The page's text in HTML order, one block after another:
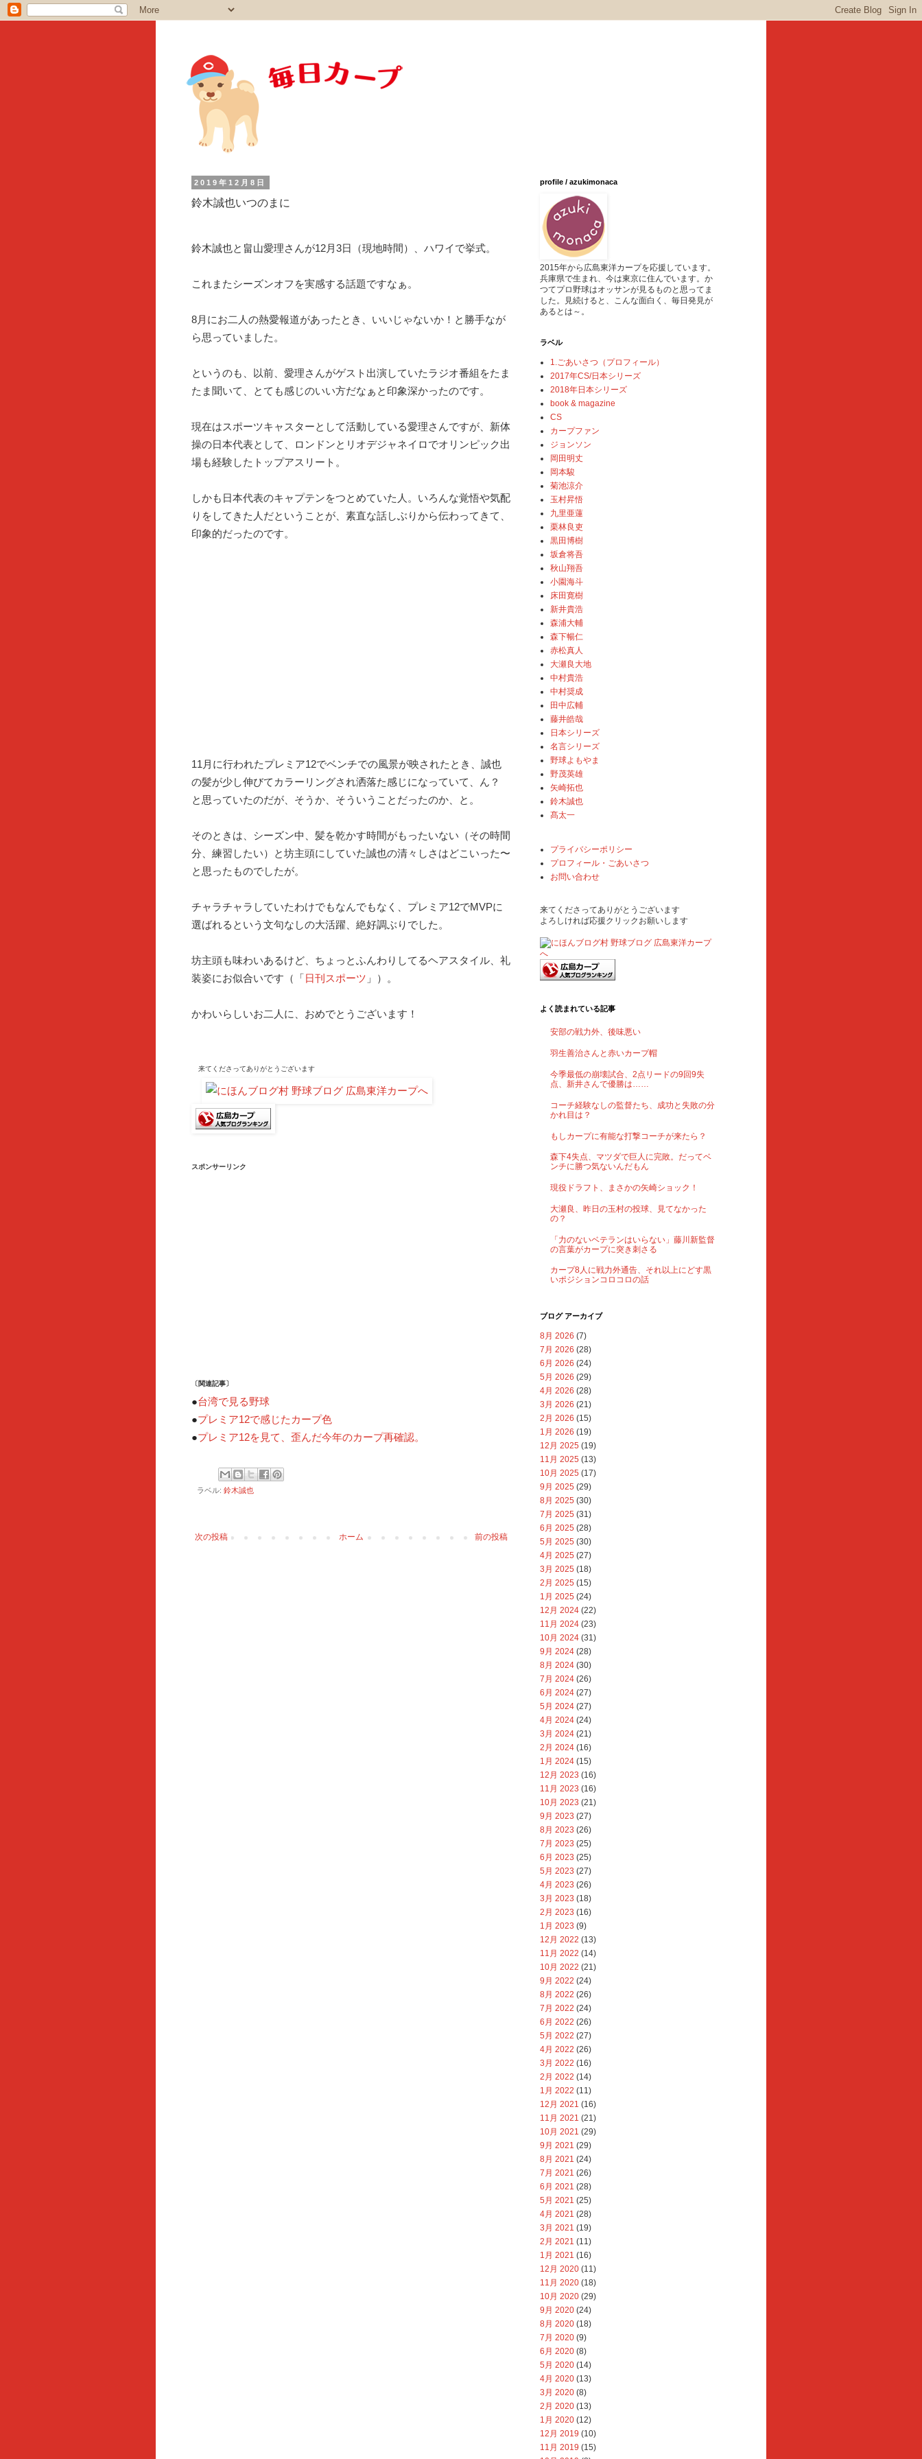
2019年12月8日
鈴木誠也いつのまに
鈴木誠也と畠山愛理さんが12月3日（現地時間）、ハワイで挙式。
これまたシーズンオフを実感する話題ですなぁ。
8月にお二人の熱愛報道があったとき、いいじゃないか！と勝手なが
ら思っていました。
というのも、以前、愛理さんがゲスト出演していたラジオ番組をたま
たま聞いて、とても感じのいい方だなぁと印象深かったのです。
現在はスポーツキャスターとして活動している愛理さんですが、新体
操の日本代表として、ロンドンとリオデジャネイロでオリンピック出
場も経験したトップアスリート。
しかも日本代表のキャプテンをつとめていた人。いろんな覚悟や気配
りをしてきた人だということが、素直な話しぶりから伝わってきて、
印象的だったのです。
11月に行われたプレミア12でベンチでの風景が映されたとき、誠也
の髪が少し伸びてカラーリングされ洒落た感じになっていて、ん？
と思っていたのだが、そうか、そういうことだったのか、と。
そのときは、シーズン中、髪を乾かす時間がもったいない（その時間
分、練習したい）と坊主頭にしていた誠也の清々しさはどこいった〜
と思ったものでしたが。
チャラチャラしていたわけでもなんでもなく、プレミア12でMVPに
選ばれるという文句なしの大活躍、絶好調ぶりでした。
坊主頭も味わいあるけど、ちょっとふんわりしてるヘアスタイル、礼
装姿にお似合いです（「日刊スポーツ 」）。
かわいらしいお二人に、おめでとうございます！
来てくださってありがとうございます
スポンサーリンク
〔関連記事〕
●台湾で見る野球
●プレミア12で感じたカープ色
●プレミア12を見て、歪んだ今年のカープ再確認。
ラベル: 鈴木誠也
次の投稿 前の投稿
ホーム
profile / azukimonaca
2015年から広島東洋カープを応援しています。
兵庫県で生まれ、今は東京に住んでいます。か
つてプロ野球はオッサンが見るものと思ってま
した。見続けると、こんな面白く、毎日発見が
あるとは～。
ラベル
1.ごあいさつ（プロフィール）
2017年CS/日本シリーズ
2018年日本シリーズ
book & magazine
CS
カープファン
ジョンソン
岡田明丈
岡本駿
菊池涼介
玉村昇悟
九里亜蓮
栗林良吏
黒田博樹
坂倉将吾
秋山翔吾
小園海斗
床田寛樹
新井貴浩
森浦大輔
森下暢仁
赤松真人
大瀬良大地
中村貴浩
中村奨成
田中広輔
藤井皓哉
日本シリーズ
名言シリーズ
野球よもやま
野茂英雄
矢崎拓也
鈴木誠也
髙太一
プライバシーポリシー
プロフィール・ごあいさつ
お問い合わせ
来てくださってありがとうございます
よろしければ応援クリックお願いします
よく読まれている記事
安部の戦力外、後味悪い
羽生善治さんと赤いカープ帽
今季最低の崩壊試合、2点リードの9回9失
点、新井さんで優勝は……
コーチ経験なしの監督たち、成功と失敗の分
かれ目は？
もしカープに有能な打撃コーチが来たら？
森下4失点、マツダで巨人に完敗。だってベ
ンチに勝つ気ないんだもん
現役ドラフト、まさかの矢崎ショック！
大瀬良、昨日の玉村の投球、見てなかった
の？
「力のないベテランはいらない」藤川新監督
の言葉がカープに突き刺さる
カープ8人に戦力外通告、それ以上にどす黒
いポジションコロコロの話
ブログ アーカイブ
8月 2026 (7)
7月 2026 (28)
6月 2026 (24)
5月 2026 (29)
4月 2026 (28)
3月 2026 (21)
2月 2026 (15)
1月 2026 (19)
12月 2025 (19)
11月 2025 (13)
10月 2025 (17)
9月 2025 (29)
8月 2025 (30)
7月 2025 (31)
6月 2025 (28)
5月 2025 (30)
4月 2025 (27)
3月 2025 (18)
2月 2025 (15)
1月 2025 (24)
12月 2024 (22)
11月 2024 (23)
10月 2024 (31)
9月 2024 (28)
8月 2024 (30)
7月 2024 (26)
6月 2024 (27)
5月 2024 (27)
4月 2024 (24)
3月 2024 (21)
2月 2024 (16)
1月 2024 (15)
12月 2023 (16)
11月 2023 (16)
10月 2023 (21)
9月 2023 (27)
8月 2023 (26)
7月 2023 (25)
6月 2023 (25)
5月 2023 (27)
4月 2023 (26)
3月 2023 (18)
2月 2023 (16)
1月 2023 (9)
12月 2022 (13)
11月 2022 (14)
10月 2022 (21)
9月 2022 (24)
8月 2022 (26)
7月 2022 (24)
6月 2022 (26)
5月 2022 (27)
4月 2022 (26)
3月 2022 (16)
2月 2022 (14)
1月 2022 (11)
12月 2021 (16)
11月 2021 (21)
10月 2021 (29)
9月 2021 (29)
8月 2021 (24)
7月 2021 (26)
6月 2021 (28)
5月 2021 (25)
4月 2021 (28)
3月 2021 (19)
2月 2021 (11)
1月 2021 (16)
12月 2020 (11)
11月 2020 (18)
10月 2020 (29)
9月 2020 (24)
8月 2020 (18)
7月 2020 (9)
6月 2020 (8)
5月 2020 (14)
4月 2020 (13)
3月 2020 (8)
2月 2020 (13)
1月 2020 (12)
12月 2019 (10)
11月 2019 (15)